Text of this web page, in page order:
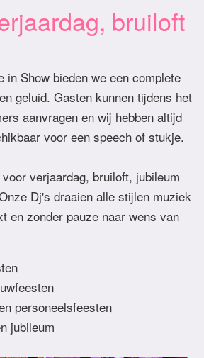
bruiloft
in Show bieden we een complete
geluid. Gasten kunnen tijdens het
aanvragen en wij hebben altijd
voor een speech of stukje.
verjaardag, bruiloft, jubileum
Dj's draaien alle stijlen muziek
en zonder pauze naar wens van
personeelsfeesten
jubileum